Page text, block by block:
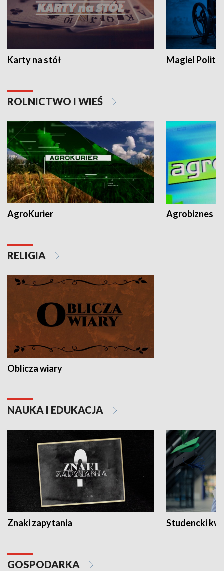
Karty na stół Magiel
ROLNICTWO I WIEŚ
AgroKurier Agrobiznes
RELIGIA
Oblicza wiary
NAUKA I EDUKACJA
Znaki zapytania Studencki
GOSPODARKA